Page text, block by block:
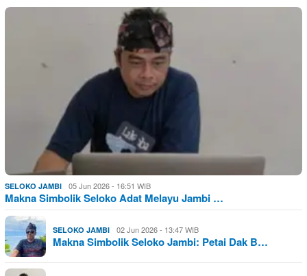
SELOKO JAMBI 05 Jun 2026 - 16:51 WIB
Makna Simbolik Seloko Adat Melayu Jambi …
SELOKO JAMBI 02 Jun 2026 - 13:47 WIB
Makna Simbolik Seloko Jambi: Petai Dak B…